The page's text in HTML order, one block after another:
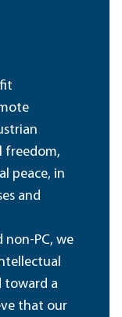
freedom,
peace, in
and
non-PC, we
toward a
that our